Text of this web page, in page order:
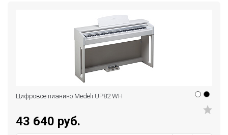
Цифровое пианино Medeli UP82 WH
43 640 руб.